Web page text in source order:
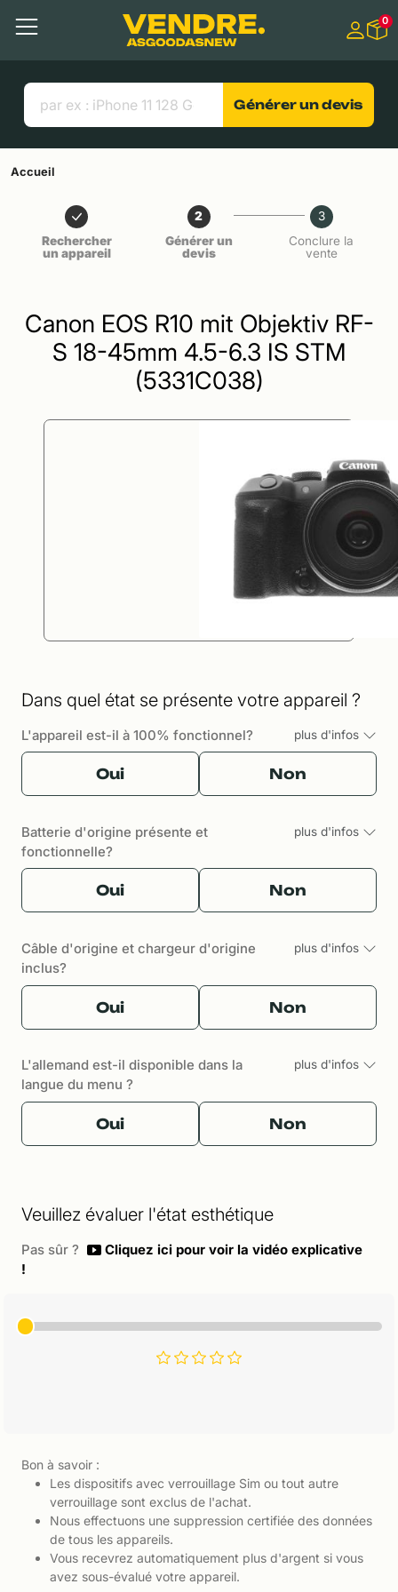
Contenu principal
Menu
Liens utiles
0
Générer un devis
Accueil
Rechercher
un appareil
2
Générer un
devis
3
Conclure la
vente
Canon EOS R10 mit Objektiv RF-
S 18-45mm 4.5-6.3 IS STM
(5331C038)
Dans quel état se présente votre appareil ?
L'appareil est-il à 100% fonctionnel? plus d'infos
Oui Non
Batterie d'origine présente et
fonctionnelle?
plus d'infos
Oui Non
Câble d'origine et chargeur d'origine
inclus?
plus d'infos
Oui Non
L'allemand est-il disponible dans la
langue du menu ?
plus d'infos
Oui Non
Veuillez évaluer l'état esthétique
Pas sûr ?
Cliquez ici pour voir la vidéo explicative
!
Bon à savoir :
Les dispositifs avec verrouillage Sim ou tout autre
verrouillage sont exclus de l'achat.
Nous effectuons une suppression certifiée des données
de tous les appareils.
Vous recevrez automatiquement plus d'argent si vous
avez sous-évalué votre appareil.